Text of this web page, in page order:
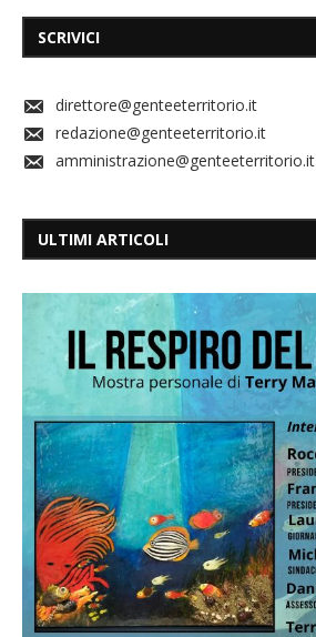
SCRIVICI
direttore@genteeterritorio.it
redazione@genteeterritorio.it
amministrazione@genteeterritorio.it
ULTIMI ARTICOLI